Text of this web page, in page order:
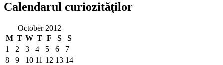
Calendarul curiozităţilor
October 2012
M T W T F S
S
1
2 3 4 5 6
7
8
9 10 11 12 13 14